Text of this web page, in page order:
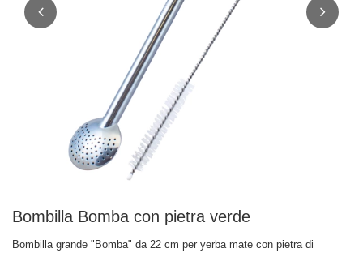
Bombilla Bomba con pietra verde
Bombilla grande "Bomba" da 22 cm per yerba mate con pietra di